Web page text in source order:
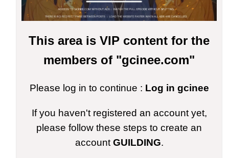
This area is VIP content for the
members of "gcinee.com"
Please log in to continue : Log in gcinee
If you haven't registered an account yet,
please follow these steps to create an
account GUILDING.